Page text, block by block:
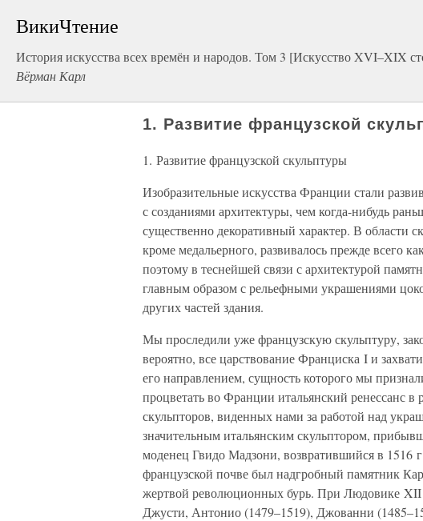
ВикиЧтение
История искусства всех времён и народов. Том 3 [Искусство XVI–XIX
Вёрман Карл
1. Развитие французской
1. Развитие французской скульптуры
Изобразительные искусства Франции стали
с созданиями архитектуры, чем когда-нибудь
существенно декоративный характер. В области
кроме медальерного, развивалось прежде всего
поэтому в теснейшей связи с архитектурой
главным образом с рельефными украшениями
других частей здания.
Мы проследили уже французскую скульптуру,
вероятно, все царствование Франциска I и
его направлением, сущность которого мы
процветать во Франции итальянский ренессанс в
скульпторов, виденных нами за работой над
значительным итальянским скульптором,
моденец Гвидо Мадзони, возвратившийся в
французской почве был надгробный памятник
жертвой революционных бурь. При Людовике XII
Джусти, Антонио (1479–1519), Джованни